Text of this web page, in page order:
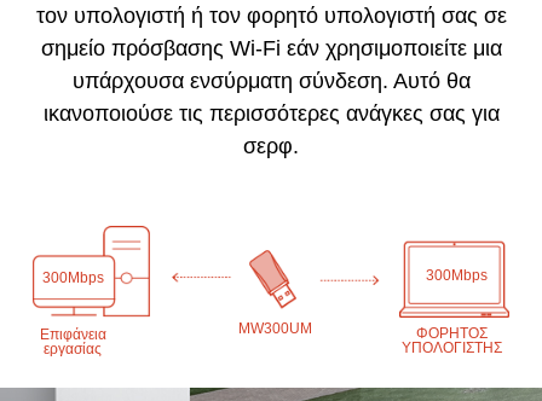
τον υπολογιστή ή τον φορητό υπολογιστή σας σε
σημείο πρόσβασης Wi-Fi εάν χρησιμοποιείτε μια
υπάρχουσα ενσύρματη σύνδεση. Αυτό θα
ικανοποιούσε τις περισσότερες ανάγκες σας για
σερφ.
300Mbps 300Mbps
Επιφάνεια
εργασίας
MW300UM
ΦΟΡΗΤΟΣ
ΥΠΟΛΟΓΙΣΤΗΣ